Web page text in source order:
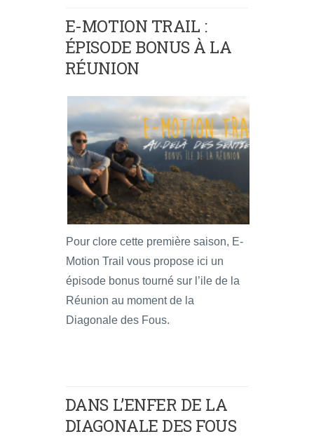
E-MOTION TRAIL :
ÉPISODE BONUS À LA
RÉUNION
Pour clore cette première saison, E-
Motion Trail vous propose ici un
épisode bonus tourné sur l’ile de la
Réunion au moment de la
Diagonale des Fous.
DANS L’ENFER DE LA
DIAGONALE DES FOUS